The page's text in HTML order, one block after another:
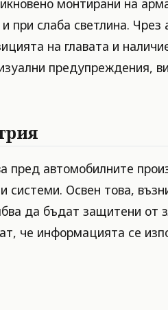
слаба светлина.
на главата и
предупреждения,
пред автомобилните
Освен това,
да бъдат защитени от
че информацията се